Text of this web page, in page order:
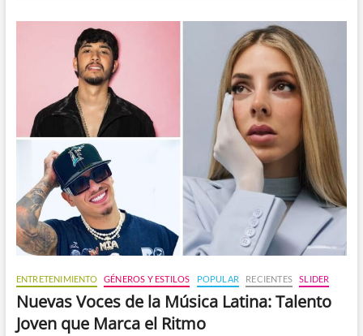
ENTRETENIMIENTO GÉNEROS Y ESTILOS POPULAR RECIENTES SLIDER
Nuevas Voces de la Música Latina: Talento
Joven que Marca el Ritmo